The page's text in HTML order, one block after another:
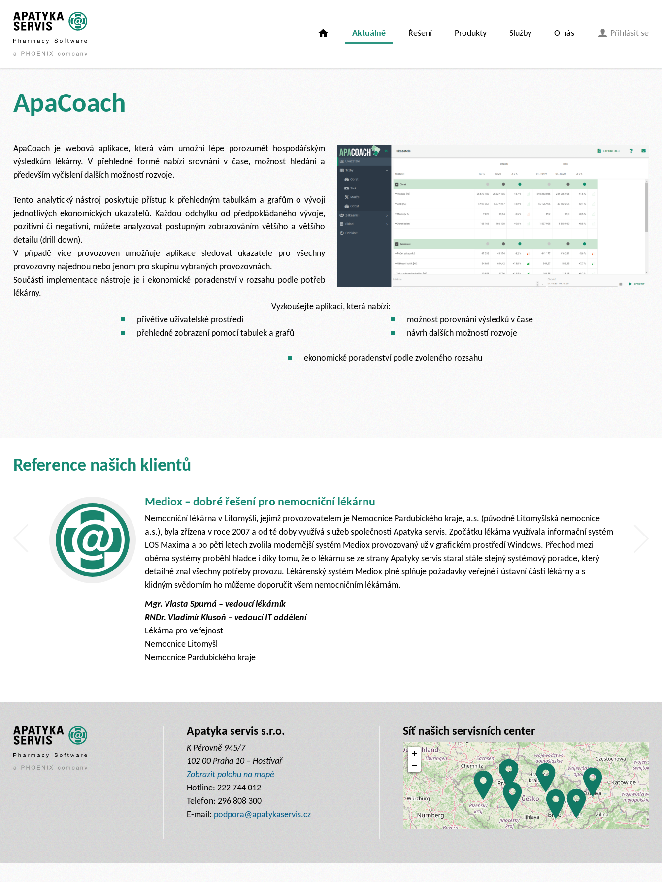
Aktuálně Řešení Produkty Služby O nás Přihlásit se
ApaCoach
ApaCoach je webová aplikace, která vám umožní lépe porozumět hospodářským
výsledkům lékárny. V přehledné formě nabízí srovnání v čase, možnost hledání a
především vyčíslení dalších možností rozvoje.
Tento analytický nástroj poskytuje přístup k přehledným tabulkám a grafům o vývoji
jednotlivých ekonomických ukazatelů. Každou odchylku od předpokládaného vývoje,
pozitivní či negativní, můžete analyzovat postupným zobrazováním většího a většího
detailu (drill down).
V případě více provozoven umožňuje aplikace sledovat ukazatele pro všechny
provozovny najednou nebo jenom pro skupinu vybraných provozovnách.
Součástí implementace nástroje je i ekonomické poradenství v rozsahu podle potřeb
lékárny.
Vyzkoušejte aplikaci, která nabízí:
přívětivé uživatelské prostředí
přehledné zobrazení pomocí tabulek a grafů
možnost porovnání výsledků v čase
návrh dalších možností rozvoje
ekonomické poradenství podle zvoleného rozsahu
Reference našich klientů
Bez řízení to nejde!
Provozujeme síť Chytrých lékáren v Jihomoravském kraji a bez využití centrálního řízení nelze uplatňovat společnou obchodní
politiku a strategii. Budujeme značku, které zákazníci musí věřit a musí vědět, že všude, kde se s ní setkají, jim nabídneme i stejné
podmínky. Nabízený sortiment a jeho cena jsou kritéria, která zákazník porovnává. Proto je společná cenotvorba realizovaná z
jednoho místa pro nás velmi důležitá. Modul cenotvorby v manažerské nadstavbě WebManager od společnosti Apatyka servis
využíváme od léta 2015 k naší plné spokojenosti. Umožnil nám centralizovat činnosti, kterým se jinak v jednotlivých lékárnách
museli věnovat farmaceutičtí odborníci na úkor své hlavní profese.
Mgr. Alice Dosedlová
ředitelka sítě Chytrá lékárna
Apatyka servis s.r.o.
K Pérovně 945/7
102 00 Praha 10 – Hostivař
Zobrazit polohu na mapě
Hotline:222 744 012
Telefon:296 808 300
E-mail: podpora@apatykaservis.cz
Síť našich servisních center
+
−